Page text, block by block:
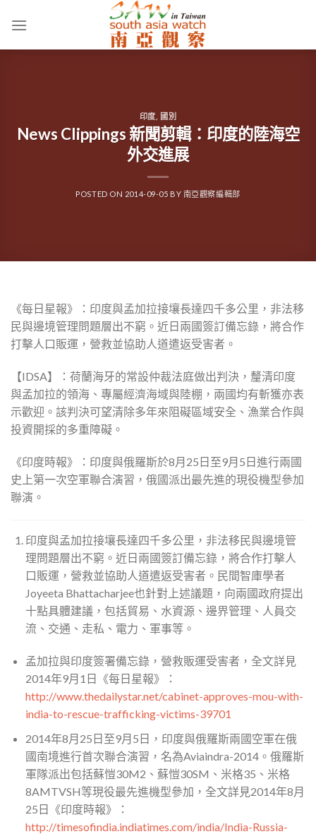
印度 國別
News Clippings 新聞剪輯：印度的陸海空
外交進展
POSTED ON 2014-09-05 BY 南亞觀察編輯部
《每日星報》：印度與孟加拉接壤長達四千多公里，非法移
民與邊境管理問題層出不窮。近日兩國簽訂備忘錄，將合作
打擊人口販運，營救並協助人道遣返受害者。
【IDSA】：荷蘭海牙的常設仲裁法庭做出判決，釐清印度
與孟加拉的領海、專屬經濟海域與陸棚，兩國均有斬獲亦表
示歡迎。該判決可望清除多年來阻礙區域安全、漁業合作與
投資開採的多重障礙。
《印度時報》：印度與俄羅斯於8月25日至9月5日進行兩國
史上第一次空軍聯合演習，俄國派出最先進的現役機型參加
聯演。
印度與孟加拉接壤長達四千多公里，非法移民與邊境管
理問題層出不窮。近日兩國簽訂備忘錄，將合作打擊人
口販運，營救並協助人道遣返受害者。民間智庫學者
Joyeeta Bhattacharjee也針對上述議題，向兩國政府提出
十點具體建議，包括貿易、水資源、邊界管理、人員交
流、交通、走私、電力、軍事等。
孟加拉與印度簽署備忘錄，營救販運受害者，全文詳見
2014年9月1日《每日星報》：
http://www.thedailystar.net/cabinet-approves-mou-with-
india-to-rescue-trafficking-victims-39701
2014年8月25日至9月5日，印度與俄羅斯兩國空軍在俄
國南境進行首次聯合演習，名為Aviaindra-2014。俄羅斯
軍隊派出包括蘇愷30M2、蘇愷30SM、米格35、米格
8AMTVSH等現役最先進機型參加，全文詳見2014年8月
25日《印度時報》：
http://timesofindia.indiatimes.com/india/India-Russia-